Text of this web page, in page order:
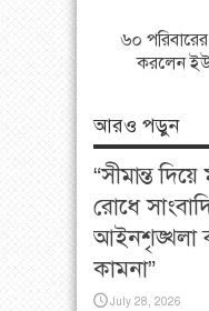
৬০
করলেন
আরও পড়ুন
“সীমান্ত
রোধে
আইনশৃঙ্খলা
কামনা”
July 28, 2026